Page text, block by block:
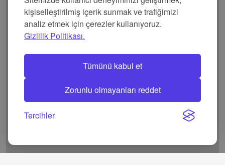
kişiselleştirilmiş içerik sunmak ve trafiğimizi
analiz etmek için çerezler kullanıyoruz.
Gizlilik Politikası.
Tümünü kabul et
Zorunlu olmayanları reddet
Tercihler